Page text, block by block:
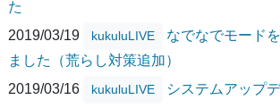
た
2019/03/19
kukuluLIVE
なでなでモード
ました（荒らし対策追加）
2019/03/16
kukuluLIVE システムアップ